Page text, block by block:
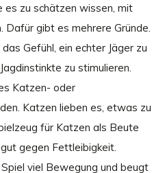
es zu schätzen wissen, mit
Dafür gibt es mehrere Gründe.
Gefühl, ein echter Jäger zu
zu stimulieren.
Katzen- oder
Katzen lieben es, etwas zu
für Katzen als Beute
gegen Fettleibigkeit.
viel Bewegung und beugt